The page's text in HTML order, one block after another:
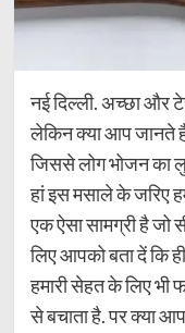
नई दिल्ली. अच्छा और
लेकिन क्या आप जानते
जिससे लोग भोजन का
हां इस मसाले के जरिए
एक ऐसा सामग्री है जो
लिए आपको बता दें कि
हमारी सेहत के लिए भी
से बचाता है. पर क्या